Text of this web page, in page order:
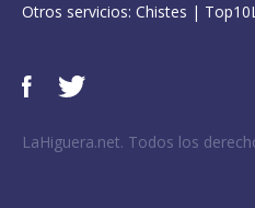
Otros servicios: Chistes |
LaHiguera.net. Todos los